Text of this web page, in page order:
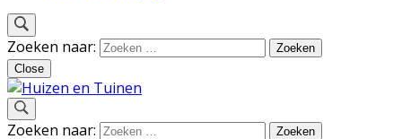
Zoeken naar:
Close
Inspiratie voor wonen en tuinieren
Zoeken naar: